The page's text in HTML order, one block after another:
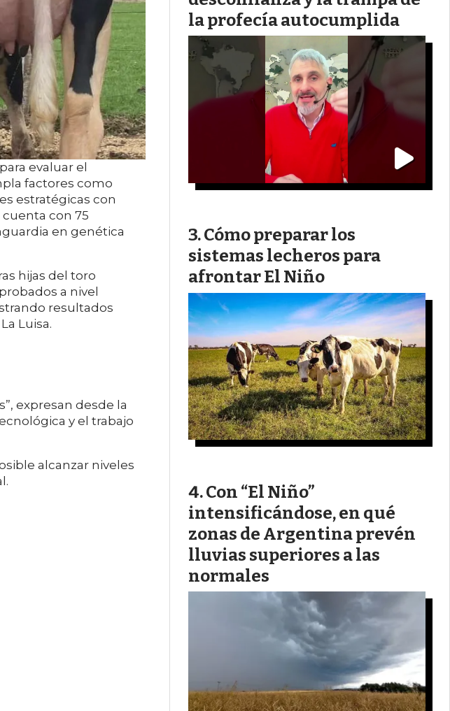
evaluar el
factores como
estratégicas con
cuenta con 75
en genética
hijas del toro
a nivel
resultados
Luisa.
expresan desde la
y el trabajo
alcanzar niveles
la profecía autocumplida
Cómo preparar los
sistemas lecheros para
afrontar El Niño
Con “El Niño”
intensificándose, en qué
zonas de Argentina prevén
lluvias superiores a las
normales